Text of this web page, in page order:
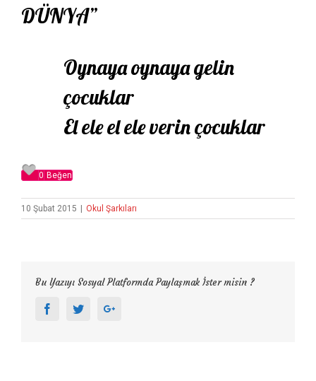
DÜNYA”
Oynaya oynaya gelin
çocuklar
El ele el ele verin çocuklar
0 Beğen
10 Şubat 2015 | Okul Şarkıları
Bu Yazıyı Sosyal Platformda Paylaşmak İster misin ?
FacebookTwitterGoogle+